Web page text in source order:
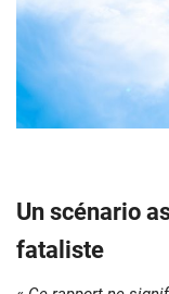
Un scénario
fataliste